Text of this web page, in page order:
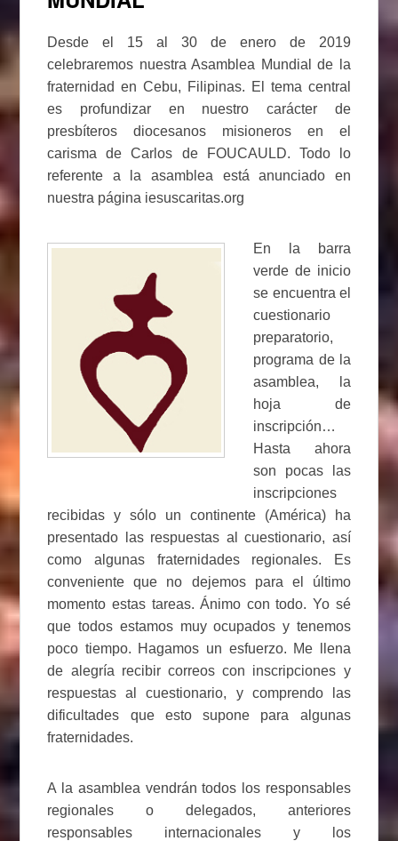
Desde el 15 al 30 de enero de 2019
celebraremos nuestra Asamblea Mundial de la
fraternidad en Cebu, Filipinas. El tema central
es profundizar en nuestro carácter de
presbíteros diocesanos misioneros en el
carisma de Carlos de FOUCAULD. Todo lo
referente a la asamblea está anunciado en
nuestra página iesuscaritas.org
En la barra
verde de inicio
se encuentra el
cuestionario
preparatorio,
programa de la
asamblea, la
hoja de
inscripción…
Hasta ahora
son pocas las
inscripciones
recibidas y sólo un continente (América) ha
presentado las respuestas al cuestionario, así
como algunas fraternidades regionales. Es
conveniente que no dejemos para el último
momento estas tareas. Ánimo con todo. Yo sé
que todos estamos muy ocupados y tenemos
poco tiempo. Hagamos un esfuerzo. Me llena
de alegría recibir correos con inscripciones y
respuestas al cuestionario, y comprendo las
dificultades que esto supone para algunas
fraternidades.
A la asamblea vendrán todos los responsables
regionales o delegados, anteriores
responsables internacionales y los